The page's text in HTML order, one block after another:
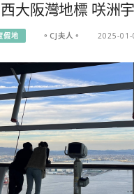
西大阪灣地標 咲洲
假地 。CJ夫人。 2025-01-